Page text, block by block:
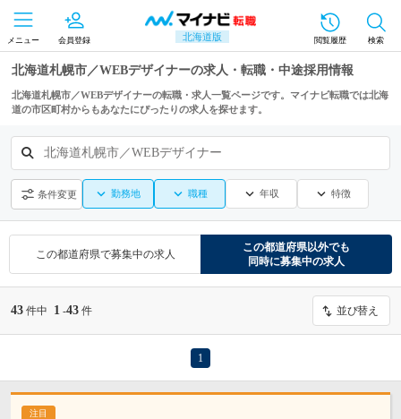
北海道版
メニュー 会員登録 閲覧履歴 検索
北海道札幌市／WEBデザイナーの求人・転職・中途採用情報
北海道札幌市／WEBデザイナーの転職・求人一覧ページです。マイナビ転職では北海
道の市区町村からもあなたにぴったりの求人を探せます。
北海道札幌市／WEBデザイナー
条件変更 勤務地 職種 年収 特徴
この都道府県で募集中の求人
この都道府県以外でも
同時に募集中の求人
43 件中 1 -43 件 並び替え
1